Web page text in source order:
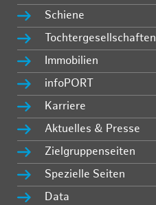
Schiene
Tochtergesellschaften
Immobilien
infoPORT
Karriere
Aktuelles & Presse
Zielgruppenseiten
Spezielle Seiten
Data